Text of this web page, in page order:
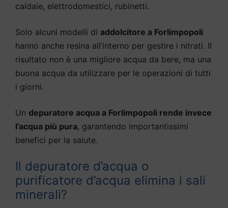
caldaie, elettrodomestici, rubinetti.
Solo alcuni modelli di addolcitore a Forlimpopoli
hanno anche resina all’interno per gestire i nitrati. Il
risultato non è una migliore acqua da bere, ma una
buona acqua da utilizzare per le operazioni di tutti
i giorni.
Un depuratore acqua a Forlimpopoli rende invece
l’acqua più pura, garantendo importantissimi
benefici per la salute.
Il depuratore d’acqua o
purificatore d’acqua elimina i sali
minerali?